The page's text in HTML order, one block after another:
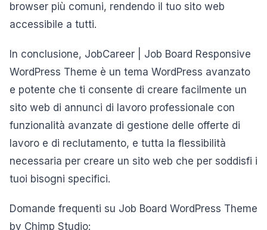
browser più comuni, rendendo il tuo sito web
accessibile a tutti.
In conclusione, JobCareer | Job Board Responsive
WordPress Theme è un tema WordPress avanzato
e potente che ti consente di creare facilmente un
sito web di annunci di lavoro professionale con
funzionalità avanzate di gestione delle offerte di
lavoro e di reclutamento, e tutta la flessibilità
necessaria per creare un sito web che per soddisfi i
tuoi bisogni specifici.
Domande frequenti su Job Board WordPress Theme
by Chimp Studio: